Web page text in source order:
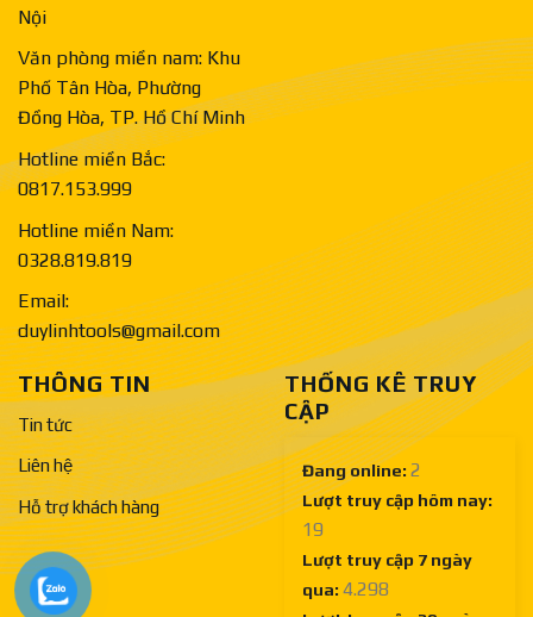
Nội
Văn phòng miền nam: Khu
Phố Tân Hòa, Phường
Đồng Hòa, TP. Hồ Chí Minh
Hotline miền Bắc:
0817.153.999
Hotline miền Nam:
0328.819.819
Email:
duylinhtools@gmail.com
THÔNG TIN
Tin tức
Liên hệ
Hỗ trợ khách hàng
THỐNG KÊ TRUY
CẬP
Đang online: 2
Lượt truy cập hôm nay:
19
Lượt truy cập 7 ngày
qua: 4.298